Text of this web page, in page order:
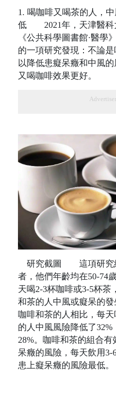
1. 喝咖啡又喝茶的人，
低 2021年，天津醫科
《公共科學圖書館·醫學
的一項研究發現：不論
以降低患癡呆癥和中風
又喝咖啡效果更好。
研究截圖 這項研究
者，他們年齡均在50-74
天喝2-3杯咖啡或3-5杯茶
和茶的人中風或癡呆
咖啡和茶的人相比，每
的人中風風險降低了
28%。咖啡和茶的組合
呆癥的風險，每天飲用
患上癡呆癥的風險最低。